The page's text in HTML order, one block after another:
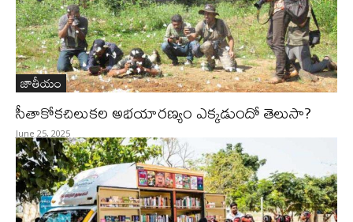
జాతీయం
సీతాకోకచిలుకల అభయారణ్యం ఎక్కడుందో తెలుసా?
June 25, 2025